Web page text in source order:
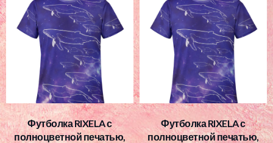
Футболка RIXELA с
полноцветной печатью,
Футболка RIXELA с
полноцветной печатью,